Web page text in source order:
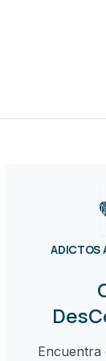
ADICTOS
Encuentra